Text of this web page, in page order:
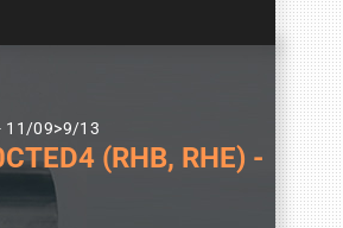
11/09>9/13
(RHB, RHE) -